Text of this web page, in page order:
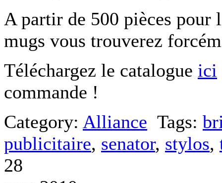
A partir de 500 pièces pour
mugs vous trouverez
Téléchargez le catalogue ici
commande !
Category: Alliance Tags:
publicitaire, senator, stylos,
28